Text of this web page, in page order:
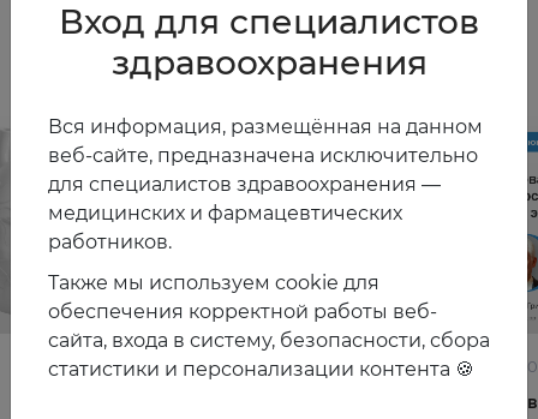
Другие видео
22.06.2026
Вход для специалистов
здравоохранения
Вся информация, размещённая на данном
веб-сайте, предназначена исключительно
для специалистов здравоохранения —
медицинских и фармацевтических
работников.
Также мы используем cookie для
обеспечения корректной работы веб-
сайта, входа в систему, безопасности, сбора
статистики и персонализации контента 🍪